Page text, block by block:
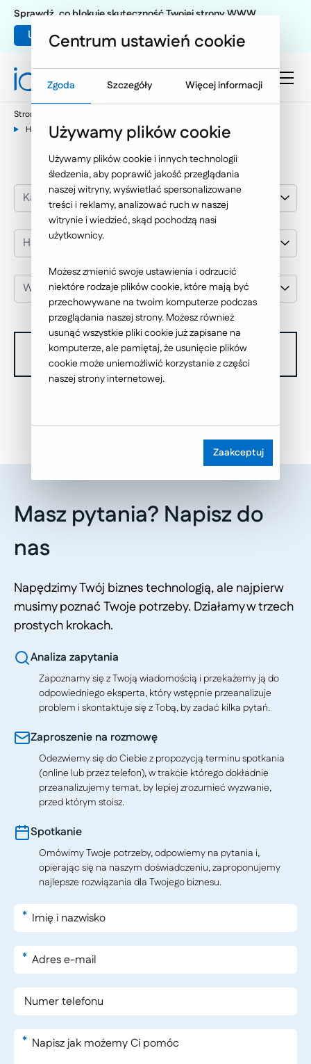
Umów warsztat UX
Sprawdź, co blokuje skuteczność Twojej strony WWW
Strona główna
Handel i usługi
Kategoria realizacji
Handel i usługi
Wybierz klienta
W chwili obecnej nie dysponujemy żadnymi realizacjami.
Masz pytania? Napisz do
nas
Napędzimy Twój biznes technologią, ale najpierw
musimy poznać Twoje potrzeby. Działamy w trzech
prostych krokach.
Analiza zapytania
Zapoznamy się z Twoją wiadomością i przekażemy ją do
odpowiedniego eksperta, który wstępnie przeanalizuje
problem i skontaktuje się z Tobą, by zadać kilka pytań.
Zaproszenie na rozmowę
Odezwiemy się do Ciebie z propozycją terminu spotkania
(online lub przez telefon), w trakcie którego dokładnie
przeanalizujemy temat, by lepiej zrozumieć wyzwanie,
przed którym stoisz.
Spotkanie
Omówimy Twoje potrzeby, odpowiemy na pytania i,
opierając się na naszym doświadczeniu, zaproponujemy
najlepsze rozwiązania dla Twojego biznesu.
*
*
*
Centrum ustawień cookie
Zgoda Szczegóły Więcej informacji
Używamy plików cookie
Używamy plików cookie i innych technologii
śledzenia, aby poprawić jakość przeglądania
naszej witryny, wyświetlać spersonalizowane
treści i reklamy, analizować ruch w naszej
witrynie i wiedzieć, skąd pochodzą nasi
użytkownicy.
Możesz zmienić swoje ustawienia i odrzucić
niektóre rodzaje plików cookie, które mają być
przechowywane na twoim komputerze podczas
przeglądania naszej strony. Możesz również
usunąć wszystkie pliki cookie już zapisane na
komputerze, ale pamiętaj, że usunięcie plików
cookie może uniemożliwić korzystanie z części
naszej strony internetowej.
Zaakceptuj